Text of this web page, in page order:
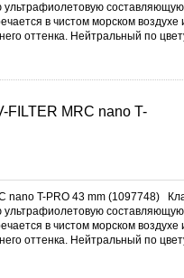
составляющую
в чистом морском воздухе
оттенка. Нейтральный по
FILTER MRC nano T-
nano T-PRO 43 mm (1097748)
составляющую
в чистом морском воздухе
оттенка. Нейтральный по